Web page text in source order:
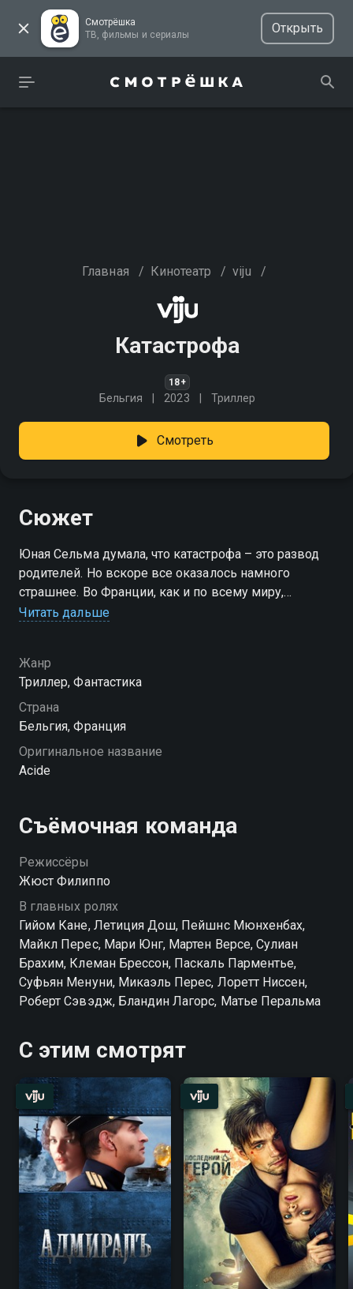
Смотрёшка
ТВ, фильмы и сериалы
Открыть
Главная / Кинотеатр / viju /
Катастрофа
18+
Бельгия 2023 Триллер
Смотреть
Сюжет
Юная Сельма думала, что катастрофа – это развод
родителей. Но вскоре все оказалось намного
страшнее. Во Франции, как и по всему миру,
начинаются кислотные осадки. Отец, которого
Читать дальше
Жанр
Триллер, Фантастика
Страна
Бельгия, Франция
Оригинальное название
Acide
Съёмочная команда
Режиссёры
Жюст Филиппо
В главных ролях
Гийом Кане, Летиция Дош, Пейшнс Мюнхенбах,
Майкл Перес, Мари Юнг, Мартен Версе, Сулиан
Брахим, Клеман Брессон, Паскаль Парментье,
Суфьян Менуни, Микаэль Перес, Лоретт Ниссен,
Роберт Сэвэдж, Бландин Лагорс, Матье Перальма
С этим смотрят